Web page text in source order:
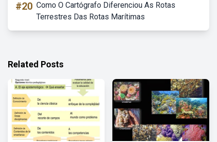
#20 Como O Cartógrafo Diferenciou As Rotas
Terrestres Das Rotas Marítimas
Related Posts